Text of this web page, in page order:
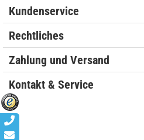
Kundenservice
Rechtliches
Zahlung und Versand
Kontakt & Service